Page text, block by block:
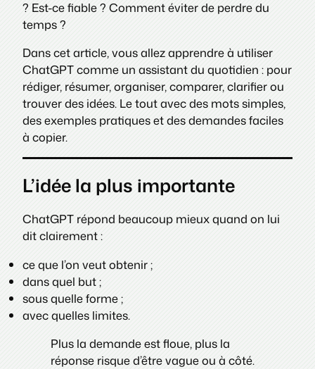
? Est-ce fiable ? Comment éviter de perdre du
temps ?
Dans cet article, vous allez apprendre à utiliser
ChatGPT comme un assistant du quotidien : pour
rédiger, résumer, organiser, comparer, clarifier ou
trouver des idées. Le tout avec des mots simples,
des exemples pratiques et des demandes faciles
à copier.
L’idée la plus importante
ChatGPT répond beaucoup mieux quand on lui
dit clairement :
ce que l’on veut obtenir ;
dans quel but ;
sous quelle forme ;
avec quelles limites.
Plus la demande est floue, plus la
réponse risque d’être vague ou à côté.